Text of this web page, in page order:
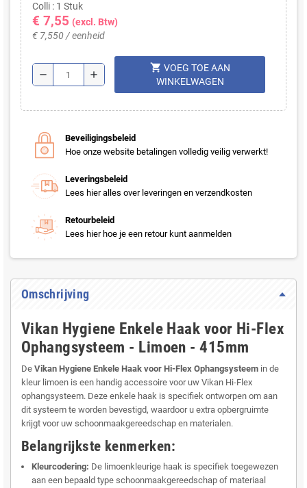
Colli : 1 Stuk
€ 7,55 (excl. Btw)
€ 7,550 / eenheid
remove add
shopping_cart VOEG TOE AAN
WINKELWAGEN
Beveiligingsbeleid
Hoe onze website betalingen volledig veilig verwerkt!
Leveringsbeleid
Lees hier alles over leveringen en verzendkosten
Retourbeleid
Lees hier hoe je een retour kunt aanmelden
Omschrijving
Vikan Hygiene Enkele Haak voor Hi-Flex
Ophangsysteem - Limoen - 415mm
De Vikan Hygiene Enkele Haak voor Hi-Flex Ophangsysteem in de
kleur limoen is een handig accessoire voor uw Vikan Hi-Flex
ophangsysteem. Deze enkele haak is specifiek ontworpen om aan
dit systeem te worden bevestigd, waardoor u extra opbergruimte
krijgt voor uw schoonmaakgereedschap en materialen.
Belangrijkste kenmerken:
Kleurcodering: De limoenkleurige haak is specifiek toegewezen
aan een bepaald type schoonmaakgereedschap of materiaal